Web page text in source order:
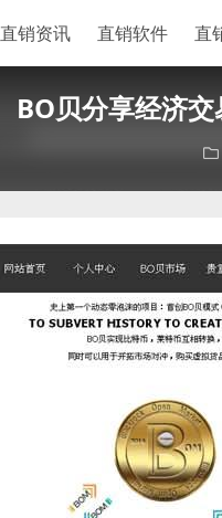
直销资讯 直销软件 直
BO贝分享经济